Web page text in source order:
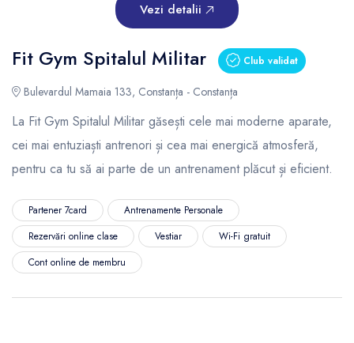
Vezi detalii
Fit Gym Spitalul Militar Club validat
Bulevardul Mamaia 133, Constanța - Constanța
La Fit Gym Spitalul Militar găsești cele mai moderne aparate,
cei mai entuziaști antrenori și cea mai energică atmosferă,
pentru ca tu să ai parte de un antrenament plăcut și eficient.
Partener 7card
Antrenamente Personale
Rezervări online clase
Vestiar
Wi-Fi gratuit
Cont online de membru